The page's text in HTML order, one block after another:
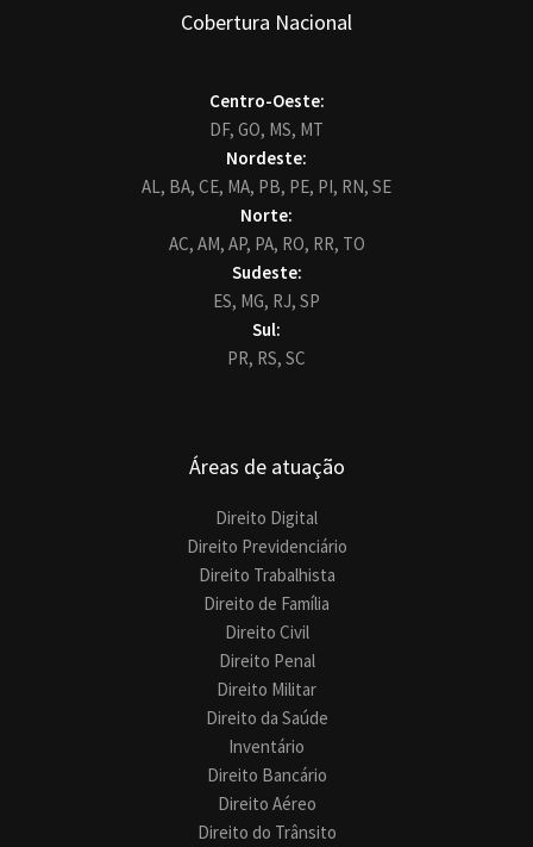
Cobertura Nacional
Centro-Oeste:
DF, GO, MS, MT
Nordeste:
AL, BA, CE, MA, PB, PE, PI, RN, SE
Norte:
AC, AM, AP, PA, RO, RR, TO
Sudeste:
ES, MG, RJ, SP
Sul:
PR, RS, SC
Áreas de atuação
Direito Digital
Direito Previdenciário
Direito Trabalhista
Direito de Família
Direito Civil
Direito Penal
Direito Militar
Direito da Saúde
Inventário
Direito Bancário
Direito Aéreo
Direito do Trânsito